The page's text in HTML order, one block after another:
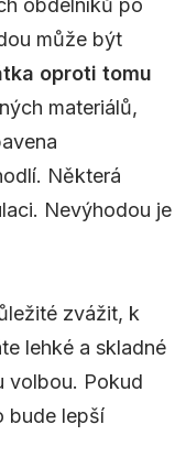
obdélníků po
může být
oproti tomu
materiálů,
Některá
Nevýhodou je
zvážit, k
lehké a skladné
volbou. Pokud
bude lepší